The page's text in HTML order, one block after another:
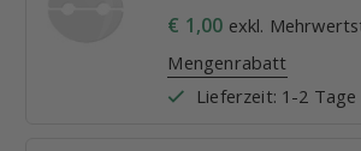
€ 1,00 exkl.
Mengenrabatt
Lieferzeit: 1-2 Tage